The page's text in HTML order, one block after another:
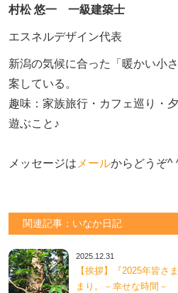
村松 悠一 一級建築士
エスネルデザイン代表
新潟の気候に合った「暖かい小
案している。
趣味：家族旅行・カフェ巡り・
遊ぶこと♪
メッセージは メールからどうぞ^
関連記事：いなか日記
2025.12.31
【挨拶】『2025年皆さ
まり。－幸せな時間－